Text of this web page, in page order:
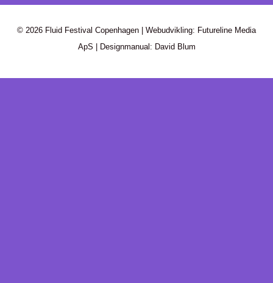
© 2026 Fluid Festival Copenhagen | Webudvikling: Futureline Media
ApS | Designmanual: David Blum